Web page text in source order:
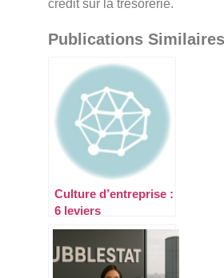
crédit sur la trésorerie.
Publications
Culture d’entreprise :
6 leviers
révolutionnaires
pour redéfinir vos
valeurs à l’ère du